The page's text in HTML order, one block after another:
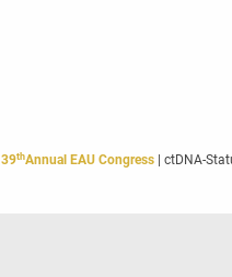
39thAnnual EAU Congress | ctDNA-